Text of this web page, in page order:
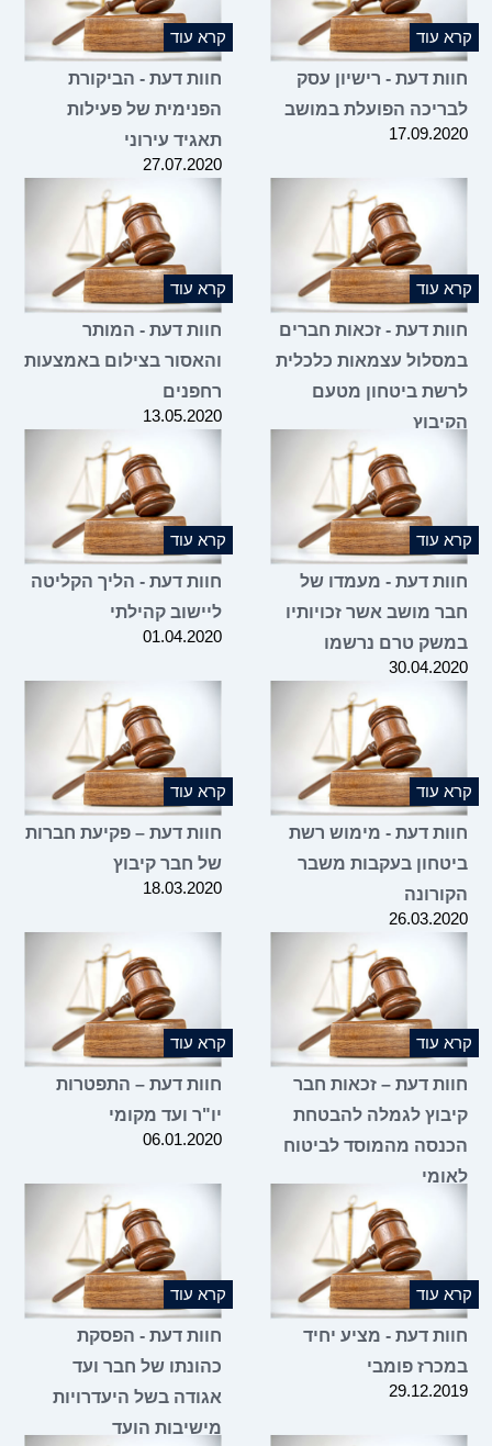
קרא עוד
חוות דעת - רישיון עסק
לבריכה הפועלת במושב
17.09.2020
קרא עוד
חוות דעת - הביקורת
הפנימית של פעילות
תאגיד עירוני
27.07.2020
קרא עוד
חוות דעת - זכאות חברים
במסלול עצמאות כלכלית
לרשת ביטחון מטעם
הקיבוץ
קרא עוד
חוות דעת - המותר
והאסור בצילום באמצעות
רחפנים
13.05.2020
קרא עוד
חוות דעת - מעמדו של
חבר מושב אשר זכויותיו
במשק טרם נרשמו
30.04.2020
קרא עוד
חוות דעת - הליך הקליטה
ליישוב קהילתי
01.04.2020
קרא עוד
חוות דעת - מימוש רשת
ביטחון בעקבות משבר
הקורונה
26.03.2020
קרא עוד
חוות דעת – פקיעת חברות
של חבר קיבוץ
18.03.2020
קרא עוד
חוות דעת – זכאות חבר
קיבוץ לגמלה להבטחת
הכנסה מהמוסד לביטוח
לאומי
קרא עוד
חוות דעת – התפטרות
יו"ר ועד מקומי
06.01.2020
קרא עוד
חוות דעת - מציע יחיד
במכרז פומבי
29.12.2019
קרא עוד
חוות דעת - הפסקת
כהונתו של חבר ועד
אגודה בשל היעדרויות
מישיבות הועד